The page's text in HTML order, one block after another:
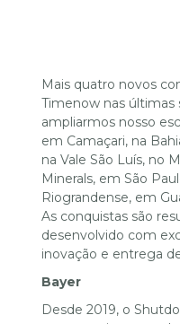
Mais quatro novos
Timenow nas últimas
ampliarmos nosso
em Camaçari, na
na Vale São Luís, no
Minerals, em São
Riograndense, em
As conquistas são
desenvolvido com
inovação e entrega
Bayer
Desde 2019, o